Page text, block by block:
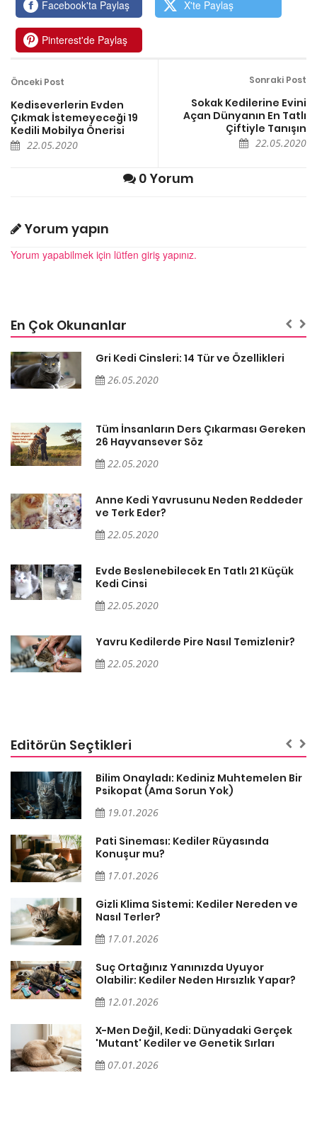
Facebook'ta Paylaş X'te Paylaş
Pinterest'de Paylaş
Önceki Post
Kediseverlerin Evden
Çıkmak İstemeyeceği 19
Kedili Mobilya Önerisi
22.05.2020
Sonraki Post
Sokak Kedilerine Evini
Açan Dünyanın En Tatlı
Çiftiyle Tanışın
22.05.2020
0 Yorum
Yorum yapın
Yorum yapabilmek için lütfen giriş yapınız.
En Çok Okunanlar
Gri Kedi Cinsleri: 14 Tür ve Özellikleri
26.05.2020
Tüm İnsanların Ders Çıkarması Gereken
26 Hayvansever Söz
22.05.2020
Anne Kedi Yavrusunu Neden Reddeder
ve Terk Eder?
22.05.2020
Evde Beslenebilecek En Tatlı 21 Küçük
Kedi Cinsi
22.05.2020
Yavru Kedilerde Pire Nasıl Temizlenir?
22.05.2020
Editörün Seçtikleri
Bilim Onayladı: Kediniz Muhtemelen Bir
Psikopat (Ama Sorun Yok)
19.01.2026
Pati Sineması: Kediler Rüyasında
Konuşur mu?
17.01.2026
Gizli Klima Sistemi: Kediler Nereden ve
Nasıl Terler?
17.01.2026
Suç Ortağınız Yanınızda Uyuyor
Olabilir: Kediler Neden Hırsızlık Yapar?
12.01.2026
X-Men Değil, Kedi: Dünyadaki Gerçek
'Mutant' Kediler ve Genetik Sırları
07.01.2026